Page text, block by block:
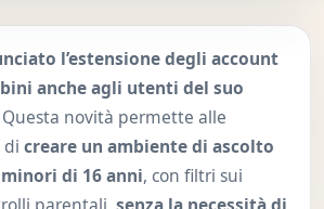
l’estensione degli account
anche agli utenti del suo
Questa novità permette alle
creare un ambiente di ascolto
di 16 anni, con filtri sui